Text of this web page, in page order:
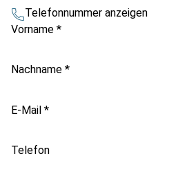
Telefonnummer anzeigen
Vorname *
Nachname *
E-Mail *
Telefon